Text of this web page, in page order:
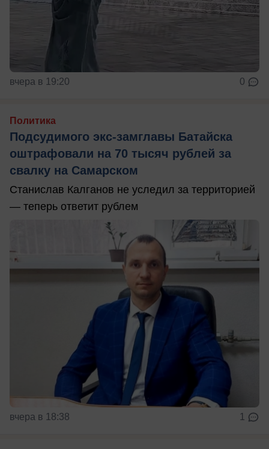
вчера в 19:20 0
Политика
Подсудимого экс-замглавы Батайска
оштрафовали на 70 тысяч рублей за
свалку на Самарском
Станислав Калганов не уследил за территорией
— теперь ответит рублем
вчера в 18:38 1